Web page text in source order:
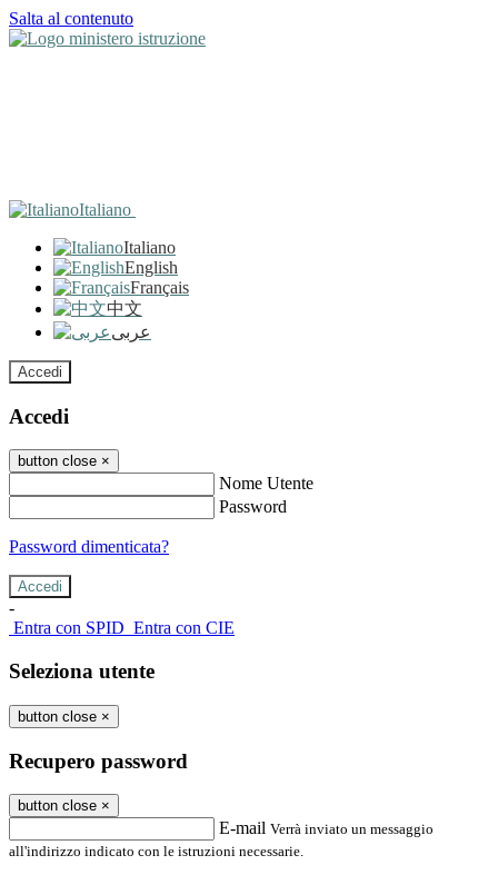
Salta al contenuto
Italiano
Italiano
English
Français
中文
عربى
Accedi
Accedi
button close ×
Nome Utente
Password
Password dimenticata?
-
Entra con SPID Entra con CIE
Seleziona utente
button close ×
Recupero password
button close ×
E-mail Verrà inviato un messaggio
all'indirizzo indicato con le istruzioni necessarie.